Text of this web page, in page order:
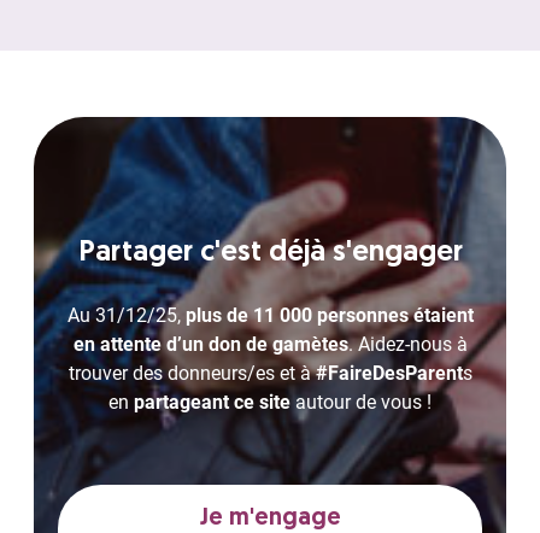
Partager c'est déjà s'engager
Au 31/12/25, plus de 11 000 personnes étaient
en attente d’un don de gamètes. Aidez-nous à
trouver des donneurs/es et à#FaireDesParents
en partageant ce site autour de vous !
Je m'engage